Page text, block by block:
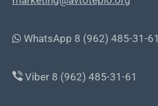
WhatsApp 8 (962) 485-31-61
Viber 8 (962) 485-31-61